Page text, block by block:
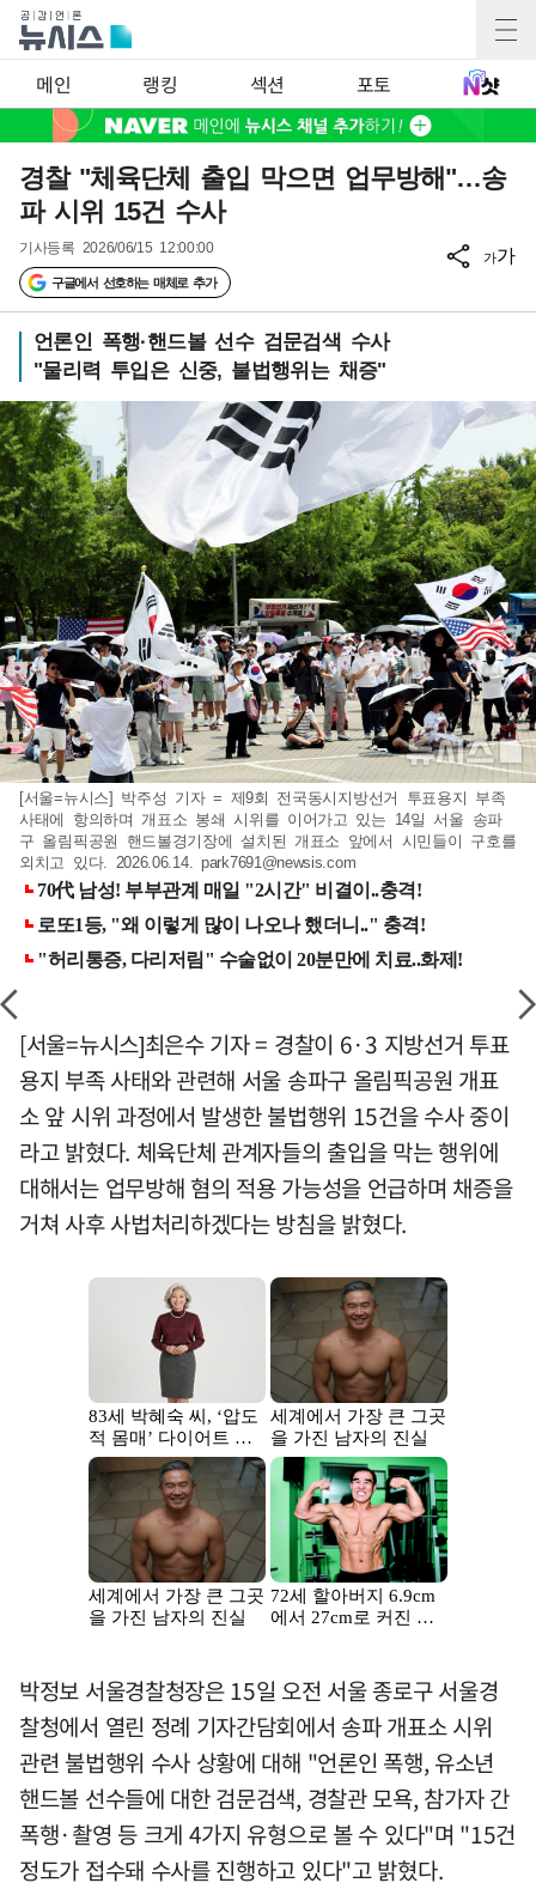
메인 랭킹 섹션 포토
경찰 "체육단체 출입 막으면 업무방해"…송
파 시위 15건 수사
기사등록 2026/06/15 12:00:00
구글에서 선호하는 매체로 추가
가가
언론인 폭행·핸드볼 선수 검문검색 수사
"물리력 투입은 신중, 불법행위는 채증"
[서울=뉴시스] 박주성 기자 = 제9회 전국동시지방선거 투표용지 부족
사태에 항의하며 개표소 봉쇄 시위를 이어가고 있는 14일 서울 송파
구 올림픽공원 핸드볼경기장에 설치된 개표소 앞에서 시민들이 구호를
외치고 있다. 2026.06.14. park7691@newsis.com
[서울=뉴시스]최은수 기자 = 경찰이 6·3 지방선거 투표
용지 부족 사태와 관련해 서울 송파구 올림픽공원 개표
소 앞 시위 과정에서 발생한 불법행위 15건을 수사 중이
라고 밝혔다. 체육단체 관계자들의 출입을 막는 행위에
대해서는 업무방해 혐의 적용 가능성을 언급하며 채증을
거쳐 사후 사법처리하겠다는 방침을 밝혔다.
박정보 서울경찰청장은 15일 오전 서울 종로구 서울경
찰청에서 열린 정례 기자간담회에서 송파 개표소 시위
관련 불법행위 수사 상황에 대해 "언론인 폭행, 유소년
핸드볼 선수들에 대한 검문검색, 경찰관 모욕, 참가자 간
폭행·촬영 등 크게 4가지 유형으로 볼 수 있다"며 "15건
정도가 접수돼 수사를 진행하고 있다"고 밝혔다.